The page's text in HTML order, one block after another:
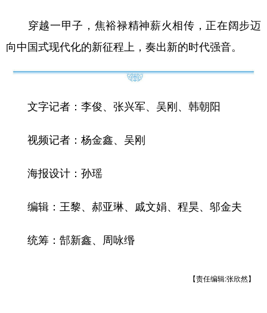
穿越一甲子，焦裕禄精神薪火相传，正在阔步迈
向中国式现代化的新征程上，奏出新的时代强音。
文字记者：李俊、张兴军、吴刚、韩朝阳
视频记者：杨金鑫、吴刚
海报设计：孙瑶
编辑：王黎、郝亚琳、戚文娟、程昊、邬金夫
统筹：郜新鑫、周咏缗
【责任编辑:张欣然】